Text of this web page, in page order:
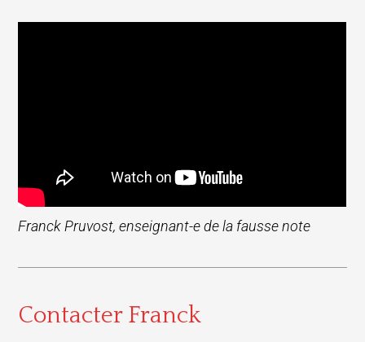
Franck Pruvost, enseignant-e de la fausse note
Contacter Franck